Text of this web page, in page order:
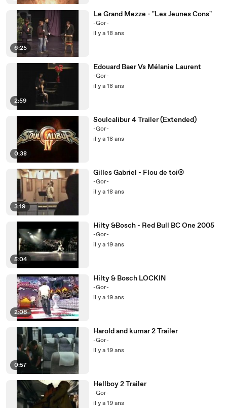
6:25
Le Grand Mezze - "Les Jeunes Cons"
-Gor-
il y a 18 ans
2:59
Edouard Baer Vs Mélanie Laurent
-Gor-
il y a 18 ans
0:38
Soulcalibur 4 Trailer (Extended)
-Gor-
il y a 18 ans
3:19
Gilles Gabriel - Flou de toi©
-Gor-
il y a 18 ans
5:04
Hilty &Bosch - Red Bull BC One 2005
-Gor-
il y a 19 ans
2:06
Hilty & Bosch LOCKIN
-Gor-
il y a 19 ans
0:57
Harold and kumar 2 Trailer
-Gor-
il y a 19 ans
Hellboy 2 Trailer
-Gor-
il y a 19 ans